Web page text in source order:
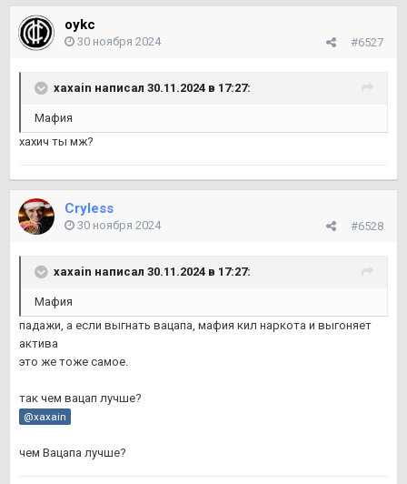
oykc
#6527
30 ноября 2024
xaxain написал 30.11.2024 в 17:27:
Мафия
хахич ты мж?
Cryless
#6528
30 ноября 2024
xaxain написал 30.11.2024 в 17:27:
Мафия
падажи, а если выгнать вацапа, мафия кил наркота и выгоняет
актива
это же тоже самое.
так чем вацап лучше?
@xaxain
чем Вацапа лучше?